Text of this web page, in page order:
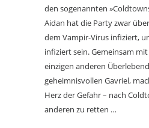
den sogenannten
Aidan hat die Party zwar
dem Vampir-Virus infiziert,
infiziert sein. Gemeinsam
einzigen anderen
geheimnisvollen Gavriel,
Herz der Gefahr – nach
anderen zu retten …